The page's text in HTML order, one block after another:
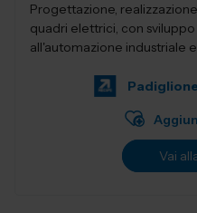
Progettazione,
quadri elettrici, con
all'automazione industriale
Vai